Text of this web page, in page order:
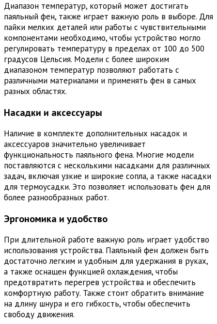
Диапазон температур, который может достигать
паяльный фен, также играет важную роль в выборе. Для
пайки мелких деталей или работы с чувствительными
компонентами необходимо, чтобы устройство могло
регулировать температуру в пределах от 100 до 500
градусов Цельсия. Модели с более широким
диапазоном температур позволяют работать с
различными материалами и применять фен в самых
разных областях.
Насадки и аксессуары
Наличие в комплекте дополнительных насадок и
аксессуаров значительно увеличивает
функциональность паяльного фена. Многие модели
поставляются с несколькими насадками для различных
задач, включая узкие и широкие сопла, а также насадки
для термоусадки. Это позволяет использовать фен для
более разнообразных работ.
Эргономика и удобство
При длительной работе важную роль играет удобство
использования устройства. Паяльный фен должен быть
достаточно легким и удобным для удержания в руках,
а также оснащен функцией охлаждения, чтобы
предотвратить перегрев устройства и обеспечить
комфортную работу. Также стоит обратить внимание
на длину шнура и его гибкость, чтобы обеспечить
свободу движения.